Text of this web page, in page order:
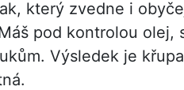
který zvedne i
pod kontrolou olej,
Výsledek je